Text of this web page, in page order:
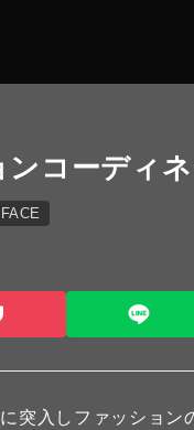
コーディ
突入しファッショ